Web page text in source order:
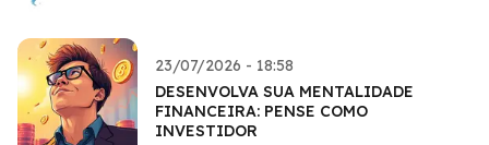
23/07/2026 - 18:58
DESENVOLVA SUA MENTALIDADE
FINANCEIRA: PENSE COMO
INVESTIDOR